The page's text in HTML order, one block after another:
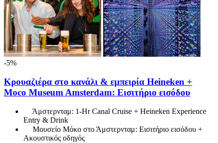
-5%
Κρουαζιέρα στο κανάλι & εμπειρία Heineken +
Moco Museum Amsterdam: Εισιτήριο εισόδου
Άμστερνταμ: 1-Hr Canal Cruise + Heineken Experience
Entry & Drink
Μουσείο Μόκο στο Άμστερνταμ: Εισιτήριο εισόδου +
Ακουστικός οδηγός